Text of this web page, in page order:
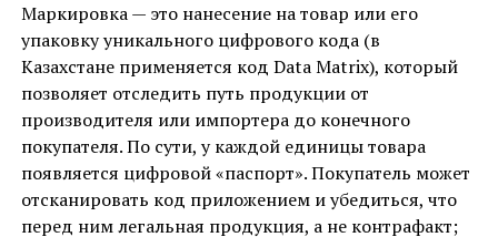
Маркировка — это нанесение на товар или его
упаковку уникального цифрового кода (в
Казахстане применяется код Data Matrix), который
позволяет отследить путь продукции от
производителя или импортера до конечного
покупателя. По сути, у каждой единицы товара
появляется цифровой «паспорт». Покупатель может
отсканировать код приложением и убедиться, что
перед ним легальная продукция, а не контрафакт;